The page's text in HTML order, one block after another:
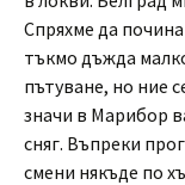
Спряхме да
тъкмо дъжда
пътуване, но ние
значи в Марибор
сняг. Въпреки
смени някъде по